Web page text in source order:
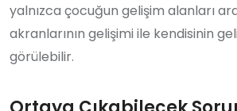
yalnızca çocuğun gelişim alanları
akranlarının gelişimi ile kendisinin
görülebilir.